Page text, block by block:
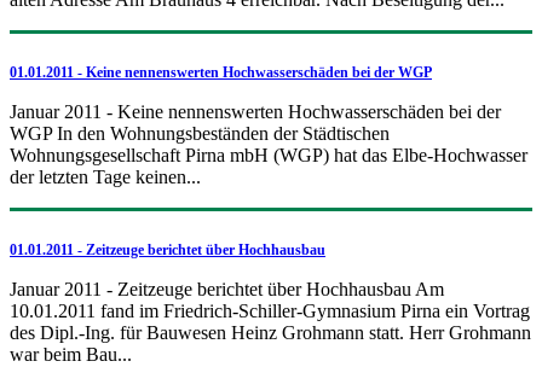
01.01.2011 - Keine nennenswerten Hochwasserschäden bei der WGP
Januar 2011 - Keine nennenswerten Hochwasserschäden bei der
WGP In den Wohnungsbeständen der Städtischen
Wohnungsgesellschaft Pirna mbH (WGP) hat das Elbe-Hochwasser
der letzten Tage keinen...
01.01.2011 - Zeitzeuge berichtet über Hochhausbau
Januar 2011 - Zeitzeuge berichtet über Hochhausbau Am
10.01.2011 fand im Friedrich-Schiller-Gymnasium Pirna ein Vortrag
des Dipl.-Ing. für Bauwesen Heinz Grohmann statt. Herr Grohmann
war beim Bau...